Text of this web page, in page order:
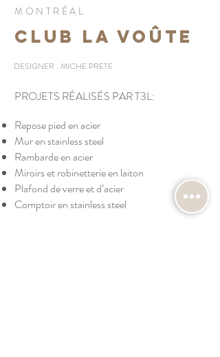
MONTRÉAL
CLUB La Voûte
DESIGNER : MICHE PRETE
PROJETS RÉALISÉS PAR T3L:
Repose pied en acier
Mur en stainless steel
Rambarde en acier
Miroirs et robinetterie en laiton
Plafond de verre et d’acier
Comptoir en stainless steel